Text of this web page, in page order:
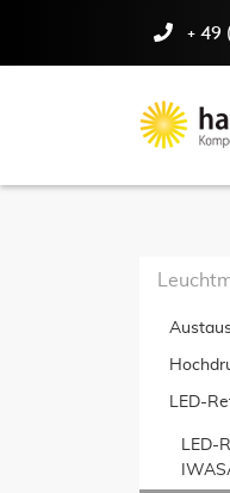
+ 49
LED-
LED-